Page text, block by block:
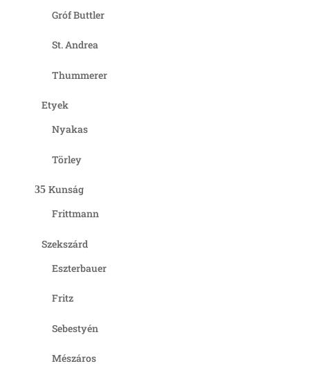
Gróf Buttler
St. Andrea
Thummerer
Etyek
Nyakas
Törley
Kunság
Frittmann
Szekszárd
Eszterbauer
Fritz
Sebestyén
Mészáros